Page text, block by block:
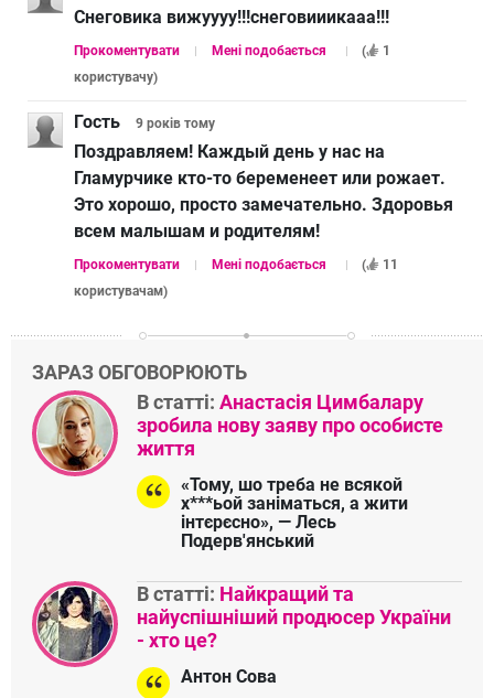
Снеговика вижуууу!!!снеговииикааа!!!
Прокоментувати Мені подобається (
1
користувачу)
Гость 9 років тому
Поздравляем! Каждый день у нас на
Гламурчике кто-то беременеет или рожает.
Это хорошо, просто замечательно. Здоровья
всем малышам и родителям!
Прокоментувати Мені подобається (
11
користувачам)
ЗАРАЗ ОБГОВОРЮЮТЬ
В статті: Анастасія Цимбалару
зробила нову заяву про особисте
життя
«Тому, шо треба не всякой
х***ьой заніматься, а жити
інтєрєсно», — Лесь
Подерв'янський
В статті: Найкращий та
найуспішніший продюсер України
- хто це?
Антон Сова